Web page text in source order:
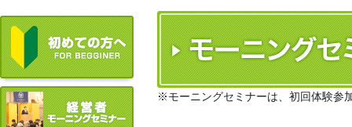
※モーニングセミナーは、初回体験参